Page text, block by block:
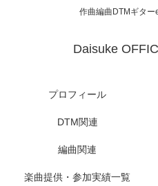
作曲編曲DTMギター
Daisuke
プロフィール
DTM関連
編曲関連
楽曲提供・参加実績一覧